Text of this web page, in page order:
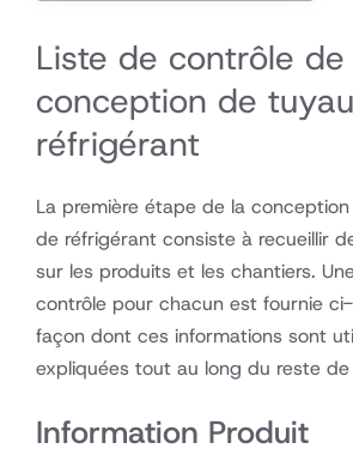
Liste de contrôle de
conception de
réfrigérant
La première étape de la
de réfrigérant consiste à recueillir
sur les produits et les chantiers.
contrôle pour chacun est fournie
façon dont ces informations sont
expliquées tout au long du reste
Information Produit